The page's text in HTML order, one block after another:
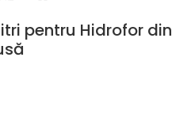
pentru Hidrofor din